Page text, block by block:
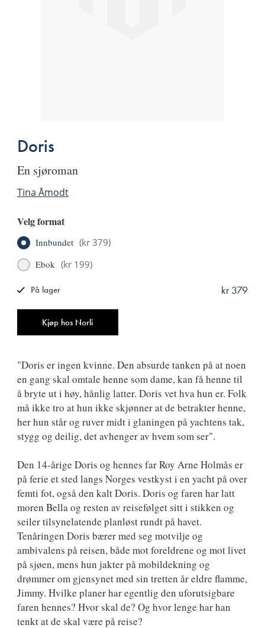
Doris
en sjøroman
Tina Åmodt
Velg format
Innbundet (kr 379)
Ebok (kr 199)
Kjøp hos Norli
kr 379
På lager
"Doris er ingen kvinne. Den absurde tanken på at noen
en gang skal omtale henne som dame, kan få henne til
å bryte ut i høy, hånlig latter. Doris vet hva hun er. Folk
må ikke tro at hun ikke skjønner at de betrakter henne,
her hun står og ruver midt i glaningen på yachtens tak,
stygg og deilig, det avhenger av hvem som ser".
Den 14-årige Doris og hennes far Roy Arne Holmås er
på ferie et sted langs Norges vestkyst i en yacht på over
femti fot, også den kalt Doris. Doris og faren har latt
moren Bella og resten av reisefølget sitt i stikken og
seiler tilsynelatende planløst rundt på havet.
Tenåringen Doris bærer med seg motvilje og
ambivalens på reisen, både mot foreldrene og mot livet
på sjøen, mens hun jakter på mobildekning og
drømmer om gjensynet med sin tretten år eldre flamme,
Jimmy. Hvilke planer har egentlig den uforutsigbare
faren hennes? Hvor skal de? Og hvor lenge har han
tenkt at de skal være på reise?